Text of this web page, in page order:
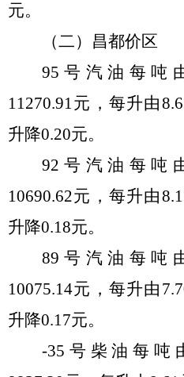
元。
（二）昌都价区
95号汽油每吨
11270.91元，每升由
升降0.20元。
92号汽油每吨
10690.62元，每升由
升降0.18元。
89号汽油每吨
10075.14元，每升由
升降0.17元。
-35号柴油每吨